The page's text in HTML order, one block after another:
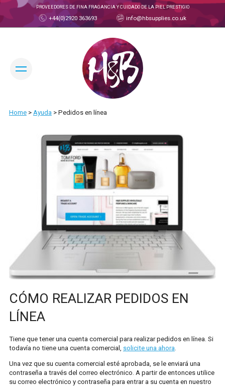
PROVEEDORES DE FINA FRAGANCIA Y CUIDADO DE LA PIEL PRESTIGIO
+44(0)2920 363693 info@hbsupplies.co.uk
CAMBIAR IDIOMA:
¿QUIÉNES SOMOS?
ACERCA DE H&B
CONOZCA AL EQUIPO
PRODUCTOS
FRAGANCIAS
CUIDADO DEL CABELLO
CUIDADO DE LA PIEL Y COSMÉTICOS
DISTRIBUCIÓN
TASAS DE ENTREGA
POLÍTICA DE DEVOLUCIONES
Home > Ayuda >Pedidos en línea
CÓMO REALIZAR PEDIDOS EN
LÍNEA
Tiene que tener una cuenta comercial para realizar pedidos en línea. Si
todavía no tiene una cuenta comercial, solicite una ahora
Una vez que su cuenta comercial esté aprobada, se le enviará una
contraseña a través del correo electrónico. A partir de entonces utilice
su correo electrónico y contraseña para entrar a su cuenta en nuestro